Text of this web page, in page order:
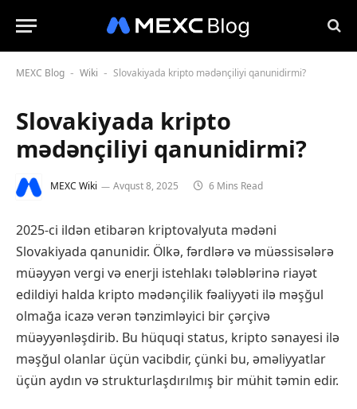
MEXC Blog - Wiki - Slovakiyada kripto mədənçiliyi qanunidirmi?
Slovakiyada kripto
mədənçiliyi qanunidirmi?
MEXC Wiki Avqust 8, 2025 6 Mins Read
2025-ci ildən etibarən kriptovalyuta mədəni
Slovakiyada qanunidir. Ölkə, fərdlərə və müəssisələrə
müəyyən vergi və enerji istehlakı tələblərinə riayət
edildiyi halda kripto mədənçilik fəaliyyəti ilə məşğul
olmağa icazə verən tənzimləyici bir çərçivə
müəyyənləşdirib. Bu hüquqi status, kripto sənayesi ilə
məşğul olanlar üçün vacibdir, çünki bu, əməliyyatlar
üçün aydın və strukturlaşdırılmış bir mühit təmin edir.